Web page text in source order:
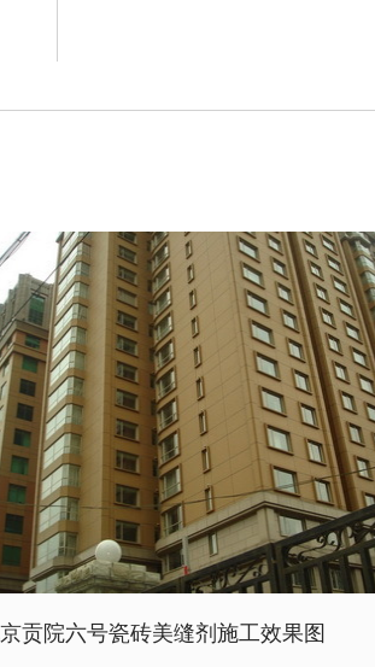
贡院六号瓷砖美缝剂施工效果图